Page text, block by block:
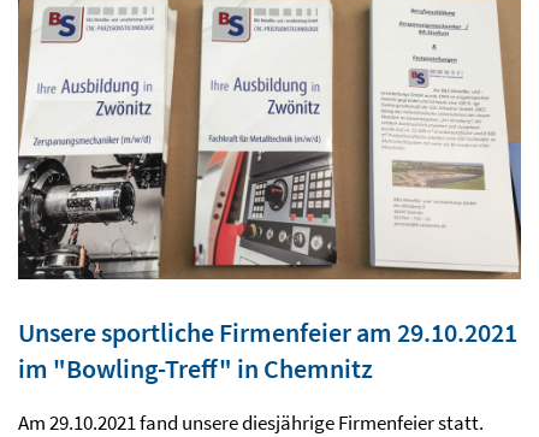
Unsere sportliche Firmenfeier am 29.10.2021
im "Bowling-Treff" in Chemnitz
Am 29.10.2021 fand unsere diesjährige Firmenfeier statt.